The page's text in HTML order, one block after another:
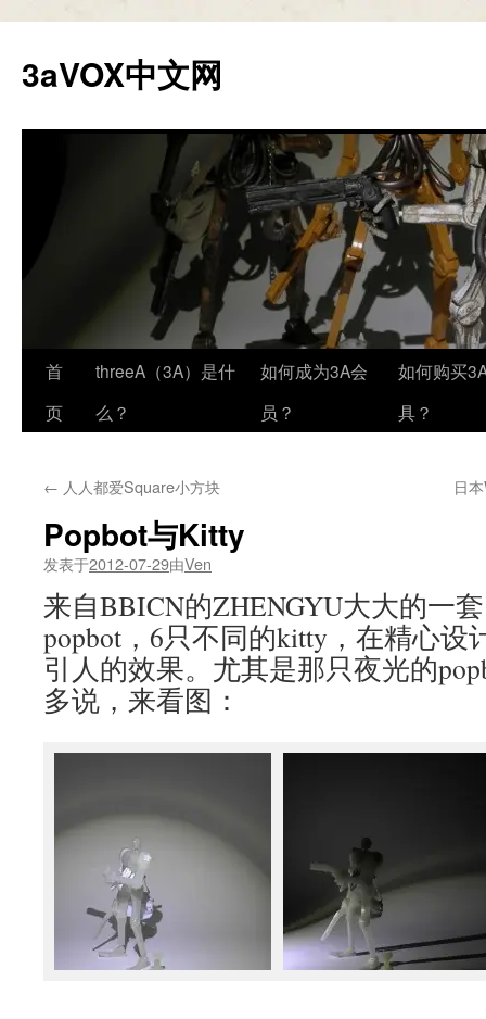
正
文
3aVOX中文网
首
页
threeA（3A）是什
么？
如何成为3A会
员？
如何购买
具？
← 人人都爱Square小方块 日
Popbot与Kitty
发表于2012-07-29由Ven
来自BBICN的ZHENGYU大大的一
popbot，6只不同的kitty，在精心设
引人的效果。尤其是那只夜光的
多说，来看图：